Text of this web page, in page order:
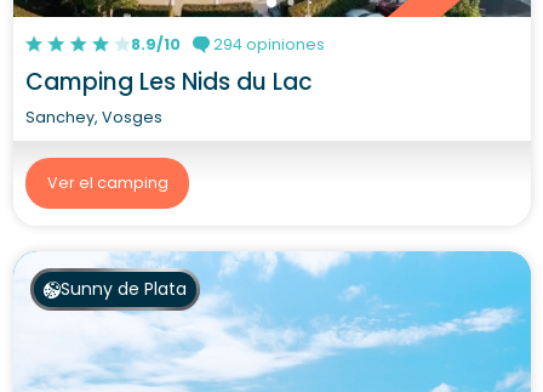
8.9/10 294 opiniones
Camping Les Nids du Lac
Sanchey, Vosges
Ver el camping
Sunny de Plata